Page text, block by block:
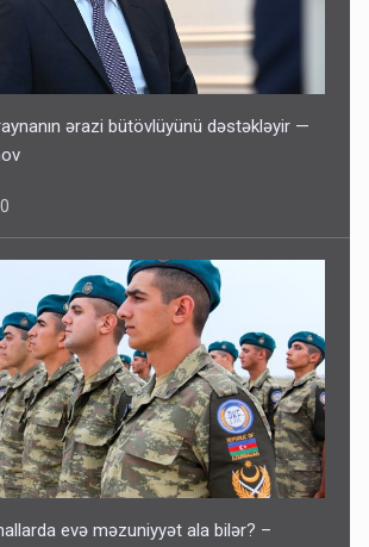
ərazi bütövlüyünü dəstəkləyir —
evə məzuniyyət ala bilər? –